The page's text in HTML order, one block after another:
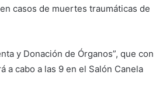
casos de muertes traumáticas de
y Donación de Órganos”, que con
a cabo a las 9 en el Salón Canela